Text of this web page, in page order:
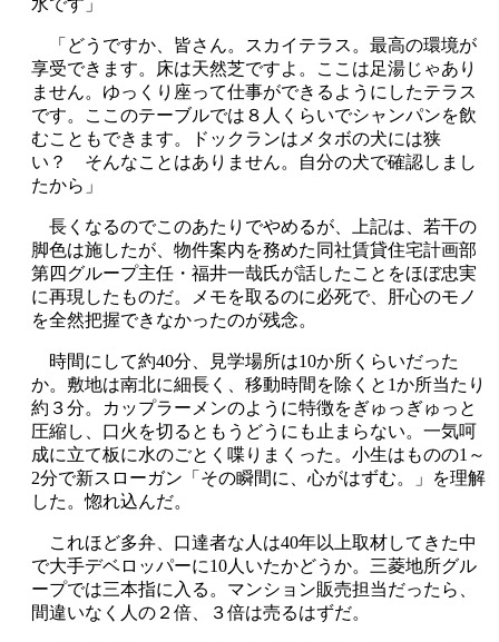
「どうですか、皆さん。スカイテラス。最高の環境が
享受できます。床は天然芝ですよ。ここは足湯じゃあり
ません。ゆっくり座って仕事ができるようにしたテラス
です。ここのテーブルでは８人くらいでシャンパンを飲
むこともできます。ドックランはメタボの犬には狭
い？ そんなことはありません。自分の犬で確認しまし
たから」
長くなるのでこのあたりでやめるが、上記は、若干の
脚色は施したが、物件案内を務めた同社賃貸住宅計画部
第四グループ主任・福井一哉氏が話したことをほぼ忠実
に再現したものだ。メモを取るのに必死で、肝心のモノ
を全然把握できなかったのが残念。
時間にして約40分、見学場所は10か所くらいだった
か。敷地は南北に細長く、移動時間を除くと1か所当たり
約３分。カップラーメンのように特徴をぎゅっぎゅっと
圧縮し、口火を切るともうどうにも止まらない。一気呵
成に立て板に水のごとく喋りまくった。小生はものの1～
2分で新スローガン「その瞬間に、心がはずむ。」を理解
した。惚れ込んだ。
これほど多弁、口達者な人は40年以上取材してきた中
で大手デベロッパーに10人いたかどうか。三菱地所グル
ープでは三本指に入る。マンション販売担当だったら、
間違いなく人の２倍、３倍は売るはずだ。